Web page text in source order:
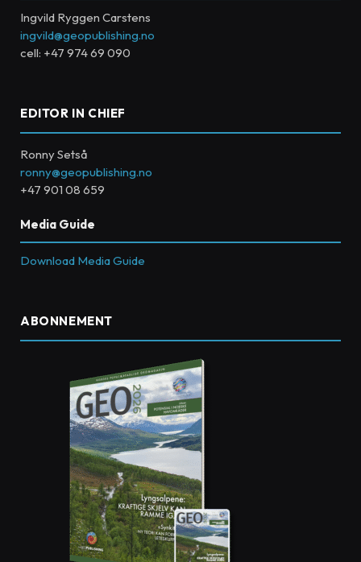
Ingvild Ryggen Carstens
ingvild@geopublishing.no
cell: +47 974 69 090
EDITOR IN CHIEF
Ronny Setså
ronny@geopublishing.no
+47 901 08 659
Media Guide
Download Media Guide
ABONNEMENT